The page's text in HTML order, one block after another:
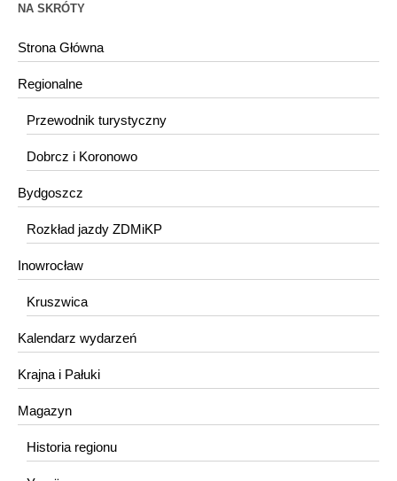
NA SKRÓTY
Strona Główna
Regionalne
Przewodnik turystyczny
Dobrcz i Koronowo
Bydgoszcz
Rozkład jazdy ZDMiKP
Inowrocław
Kruszwica
Kalendarz wydarzeń
Krajna i Pałuki
Magazyn
Historia regionu